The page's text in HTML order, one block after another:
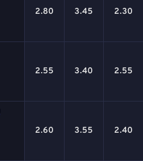
2.80 3.45 2.30
2.55 3.40 2.55
2.60 3.55 2.40